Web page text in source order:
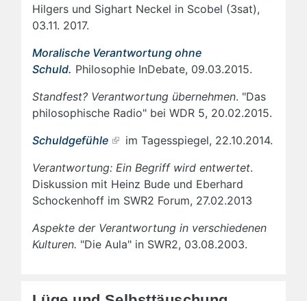
Hilgers und Sighart Neckel in Scobel (3sat),
03.11. 2017.
Moralische Verantwortung ohne
Schuld. Philosophie InDebate, 09.03.2015.
Standfest? Verantwortung übernehmen. "Das
philosophische Radio" bei WDR 5, 20.02.2015.
Schuldgefühle
im Tagesspiegel, 22.10.2014.
Verantwortung: Ein Begriff wird entwertet.
Diskussion mit Heinz Bude und Eberhard
Schockenhoff im SWR2 Forum, 27.02.2013
Aspekte der Verantwortung in verschiedenen
Kulturen. "Die Aula" in SWR2, 03.08.2003.